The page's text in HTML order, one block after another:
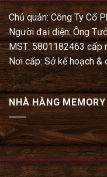
Chủ quản: Công Ty Cổ
Người đại diện: Ông
MST: 5801182463
Nơi cấp: Sở kế hoạch
NHÀ HÀNG